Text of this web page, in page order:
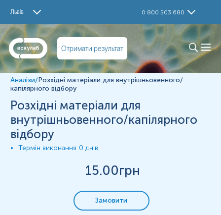
Львів 0 800 503 680
Отримати результат
Матеріал
*Одиниці вимірювання, референтні значення та діапазон
вимірювань можуть змінюватися у відповідності до зміни
тест-систем.
Аналізи/Розхідні матеріали для внутрішньовенного/
капілярного відбору
Розхідні матеріали для
внутрішньовенного/капілярного
відбору
Термін виконання 0 днів
15.00грн
Замовити